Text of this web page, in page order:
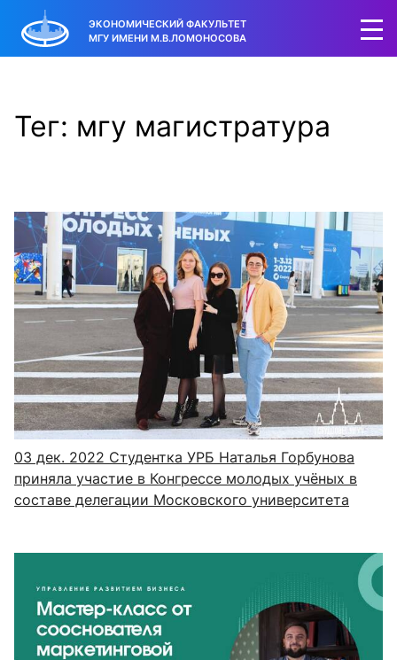
ЭКОНОМИЧЕСКИЙ ФАКУЛЬТЕТ
МГУ ИМЕНИ М.В.ЛОМОНОСОВА
Тег: мгу магистратура
03 дек. 2022 Студентка УРБ Наталья Горбунова
приняла участие в Конгрессе молодых учёных в
составе делегации Московского университета